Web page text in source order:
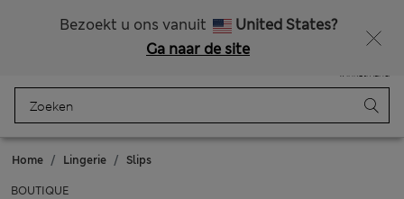
Bezoekt u ons vanuit
United States?
Ga naar de site
Winkelmand
Home Lingerie Slips
BOUTIQUE